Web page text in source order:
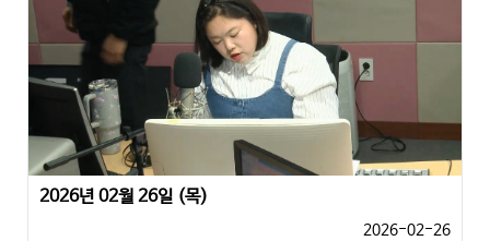
2026년 02월 26일 (목)
2026-02-26